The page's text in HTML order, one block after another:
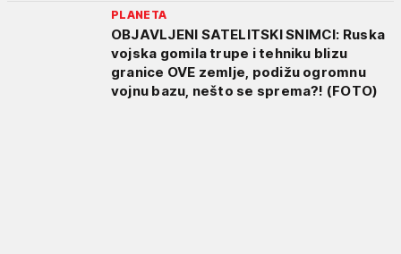
PLANETA
OBJAVLJENI SATELITSKI SNIMCI: Ruska
vojska gomila trupe i tehniku blizu
granice OVE zemlje, podižu ogromnu
vojnu bazu, nešto se sprema?! (FOTO)